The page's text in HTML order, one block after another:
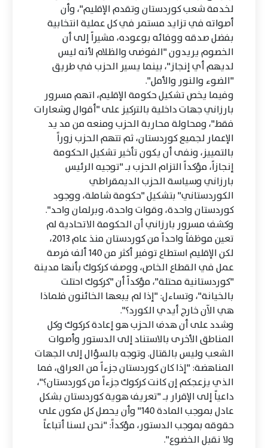
لخدمة شعب كوردستان وتقدم الإقليم"، وأن
أصواته في تزايد مستمر في كل عملية انتخابية
بفضل صدقه ووفائه بوعوده، مشيراً إلى أن
الخصوم يريدون "الفوضى والظلام لأنه ليس
لديهم أي إنجاز"، بينما يسير الحزب في طريق
"الضوء والنور والأمل".
وفيما يخص تشكيل حكومة الإقليم، اتهم مسرور
بارزاني جهات داخلية بالتركيز على "أقوال وشعارات
فقط"، ومحاولة محاربة الحزب ومنعه من مد يد
الإعمار لجميع كوردستان، ثم تتهم الحزب زوراً
بالتمييز، ونفى أن يكون تأخير تشكيل الحكومة
إنجازاً، مؤكداً التزام الحزب بـ "توجيه الرئيس
بارزاني وسياسة الحزب الديمقراطي
الكوردستاني" بتشكيل "حكومة شاملة، ووجود
كوردستان واحدة، وقوات واحدة، وبرلمان واحد".
وكشف مسرور بارزاني أن الحكومة الاتحادية لم
تعين موظفاً واحداً من كوردستان منذ عام 2013،
لكن الإقليم استطاع توفير أكثر من 140 ألف فرصة
عمل في القطاع الخاص، ووصف كركوك بأنها مدينة
"كوردستانية محتلة"، مؤكداً أن "كركوك احتلت
بالخيانة"، وتساءل: "إذا لم يبعها الخائنون فلماذا
هي الآن خارج أيدي الكورد؟".
وشدد على أن هدف الحزب هو إعادة كركوك وكل
المناطق الأخرى بالاستناد إلى الدستور وأصوات
الشعب وليس بالقتال. وتوجه بالسؤال إلى الجهات
المناهضة: "إذا كان كوردستان جزءاً من العراق، فما
الذي يزعجكم إن كانت كركوك جزءاً من كوردستان؟"،
داعياً إلى الإقرار بـ "تعريف هوية كوردستان بشكل
عادل بموجب المادة 140" وأن يحصل كل مكون على
حقوقه بموجب الدستور، مؤكداً: "نحن لسنا أتباعاً
ولا نقبل الخضوع".